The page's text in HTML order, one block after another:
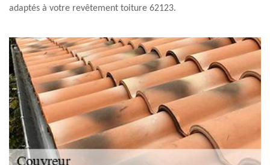
adaptés à votre revêtement toiture 62123.